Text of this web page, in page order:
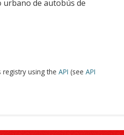
urbano de autobús de
registry using the API (see API